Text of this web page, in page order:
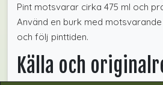
Pint motsvarar cirka 475 ml och
Använd en burk med
och följ pinttiden.
Källa och